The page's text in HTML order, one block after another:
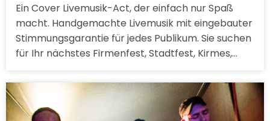
Ein Cover Livemusik-Act, der einfach nur Spaß
macht. Handgemachte Livemusik mit eingebauter
Stimmungsgarantie für jedes Publikum. Sie suchen
für Ihr nächstes Firmenfest, Stadtfest, Kirmes,…